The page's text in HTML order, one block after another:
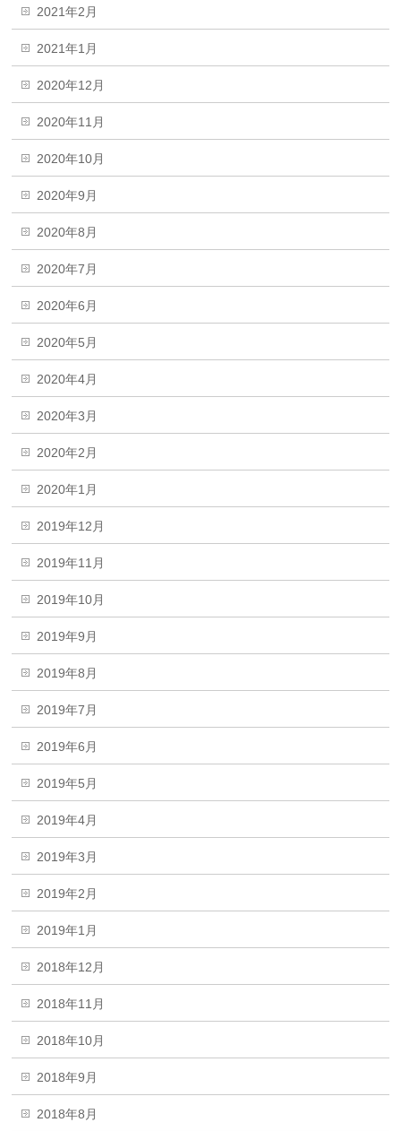
2021年2月
2021年1月
2020年12月
2020年11月
2020年10月
2020年9月
2020年8月
2020年7月
2020年6月
2020年5月
2020年4月
2020年3月
2020年2月
2020年1月
2019年12月
2019年11月
2019年10月
2019年9月
2019年8月
2019年7月
2019年6月
2019年5月
2019年4月
2019年3月
2019年2月
2019年1月
2018年12月
2018年11月
2018年10月
2018年9月
2018年8月